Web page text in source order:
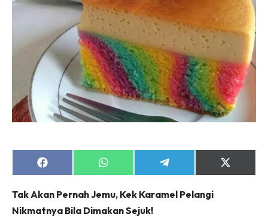
Share
on
Share
on
Share
on
Share
on
Tak Akan Pernah Jemu, Kek Karamel Pelangi
Nikmatnya Bila Dimakan Sejuk!